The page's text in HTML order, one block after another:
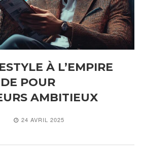
À L’EMPIRE
POUR
AMBITIEUX
24 AVRIL 2025